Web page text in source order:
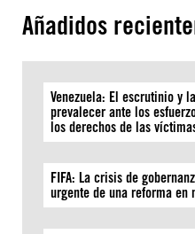
Añadidos
Venezuela: El escrutinio y
prevalecer ante los
los derechos de las
FIFA: La crisis de
urgente de una reforma en